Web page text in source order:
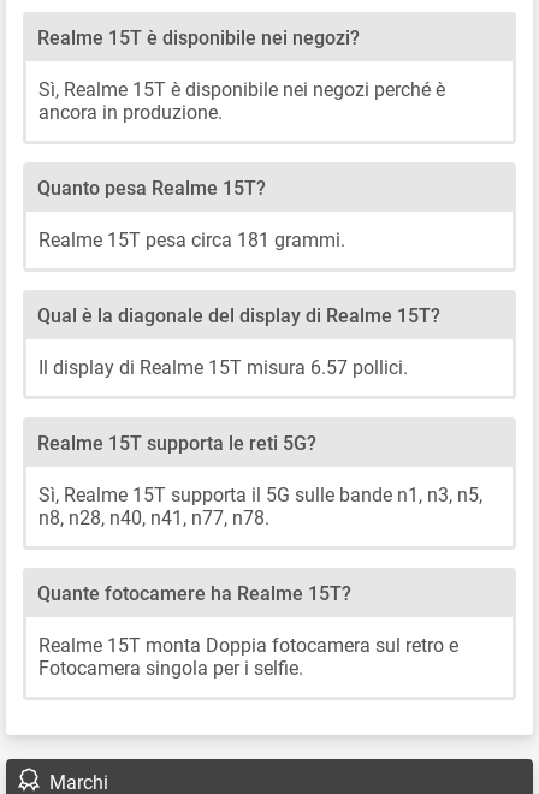
Realme 15T è disponibile nei negozi?
Sì, Realme 15T è disponibile nei negozi perché è
ancora in produzione.
Quanto pesa Realme 15T?
Realme 15T pesa circa 181 grammi.
Qual è la diagonale del display di Realme 15T?
Il display di Realme 15T misura 6.57 pollici.
Realme 15T supporta le reti 5G?
Sì, Realme 15T supporta il 5G sulle bande n1, n3, n5,
n8, n28, n40, n41, n77, n78.
Quante fotocamere ha Realme 15T?
Realme 15T monta Doppia fotocamera sul retro e
Fotocamera singola per i selfie.
Marchi